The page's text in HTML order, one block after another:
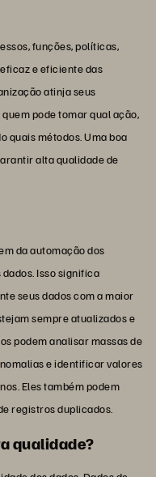
funções, políticas,
e eficiente das
atinja seus
pode tomar qual ação,
quais métodos. Uma boa
alta qualidade de
da automação dos
Isso significa
seus dados com a maior
sempre atualizados e
podem analisar massas de
e identificar valores
Eles também podem
registros duplicados.
qualidade?